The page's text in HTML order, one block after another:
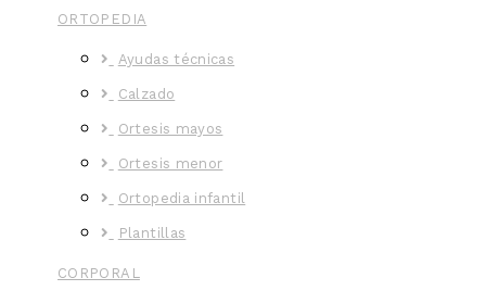
ORTOPEDIA
Ayudas técnicas
Calzado
Ortesis mayos
Ortesis menor
Ortopedia infantil
Plantillas
CORPORAL